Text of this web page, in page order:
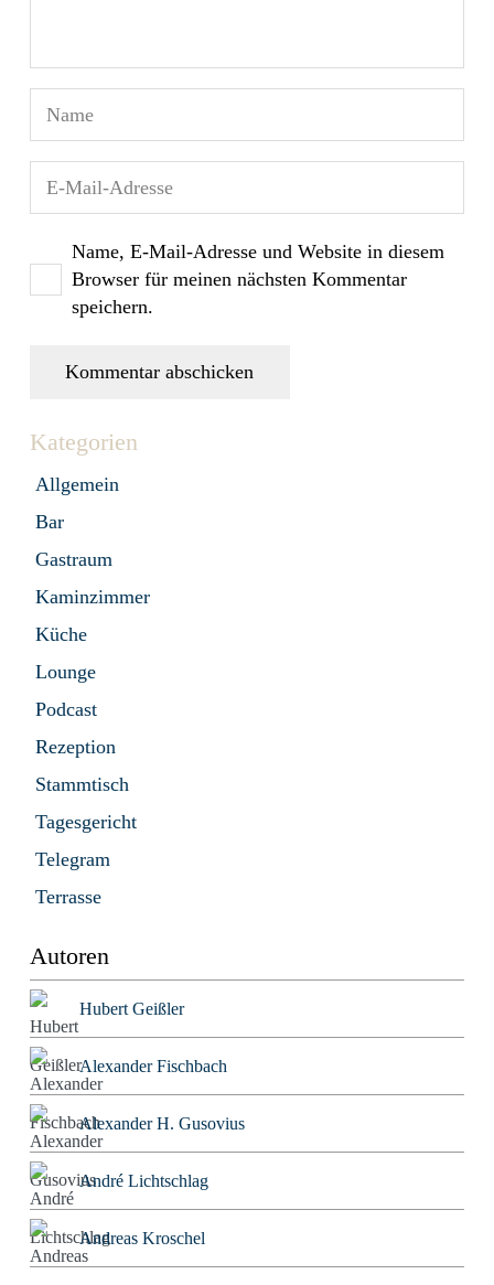
Name, E-Mail-Adresse und Website in diesem
Browser für meinen nächsten Kommentar
speichern.
Kommentar abschicken
Kategorien
Allgemein
Bar
Gastraum
Kaminzimmer
Küche
Lounge
Podcast
Rezeption
Stammtisch
Tagesgericht
Telegram
Terrasse
Autoren
Hubert Geißler
Alexander Fischbach
Alexander H. Gusovius
André Lichtschlag
Andreas Kroschel